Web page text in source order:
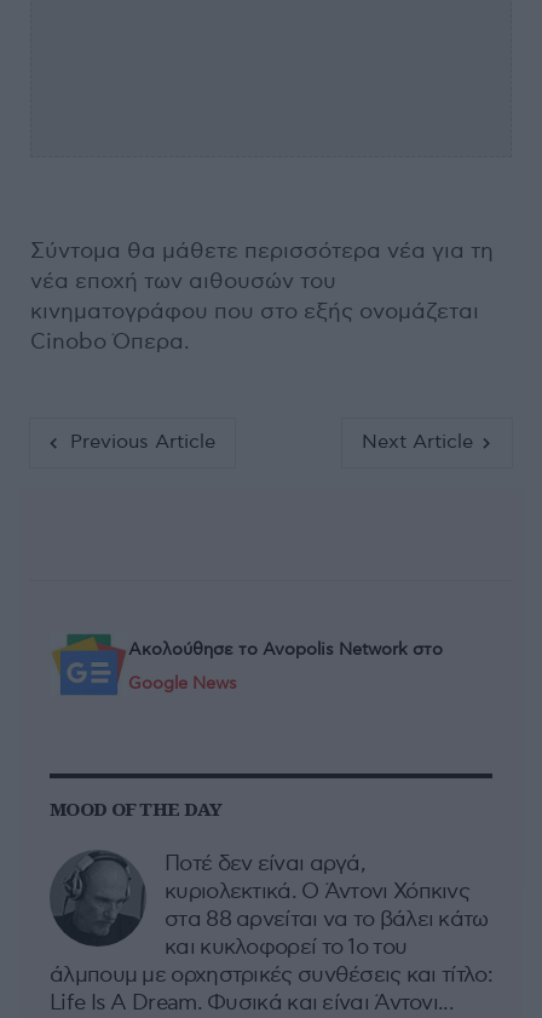
Σύντομα θα μάθετε περισσότερα νέα για τη
νέα εποχή των αιθουσών του
κινηματογράφου που στο εξής ονομάζεται
Cinobo Όπερα.
Previous Article Next Article
Ακολούθησε το Avopolis Network στο
Google News
MOOD OF THE DAY
Ποτέ δεν είναι αργά,
κυριολεκτικά. Ο Άντονι Χόπκινς
στα 88 αρνείται να το βάλει κάτω
και κυκλοφορεί το 1ο του
άλμπουμ με ορχηστρικές συνθέσεις και τίτλο:
Life Is A Dream. Φυσικά και είναι Άντονι...